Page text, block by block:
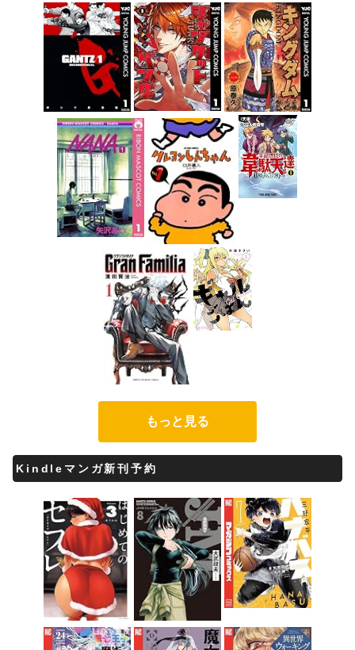
もっと見る
Kindleマンガ新刊予約